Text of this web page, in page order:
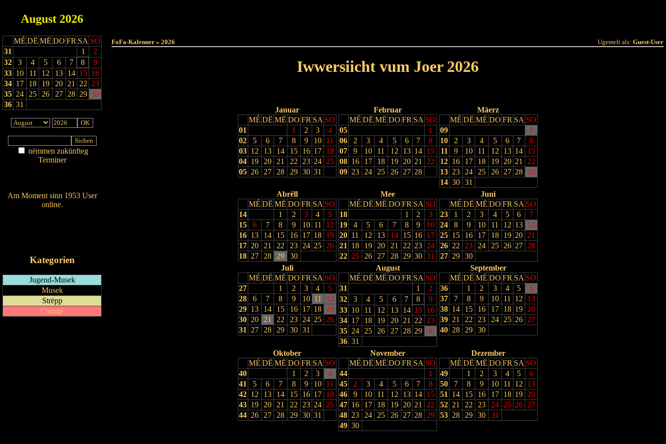
August 2026
MÉ DË MË DO FR SA SO
31
1
2
32
3 4 5 6 7 8
9
33 10 11 12 13 14 15 16
34 17 18 19 20 21 22 23
35 24 25 26 27 28 29 30
36 31
nëmmen zukünfteg
Terminer
Am Moment sinn 1953 User
online.
Kategorien
Jugend-Musek
Musek
Strëpp
Comité
FoFa-Kalenner » 2026 Ugemelt als: Guest-User
Iwwersiicht vum Joer 2026
Januar
MÉ DË MË DO FR SA SO
01
1 2 3
4
02
5 6 7 8 9 10 11
03 12 13 14 15 16 17 18
04 19 20 21 22 23 24 25
05 26 27 28 29 30 31
Februar
MÉ DË MË DO FR SA SO
05
1
06
2 3 4 5 6 7
8
07
9 10 11 12 13 14 15
08 16 17 18 19 20 21
22
09 23 24 25 26 27 28
Mäerz
MÉ DË MË DO FR SA SO
09
1
10
2 3 4 5 6 7
8
11
9 10 11 12 13 14 15
12 16 17 18 19 20 21
22
13 23 24 25 26 27 28 29
14 30
31
Abrëll
MÉ DË MË DO FR SA SO
14
1 2 3 4
5
15
6 7 8 9 10 11
12
16 13 14 15 16 17 18 19
17 20 21 22 23 24 25 26
18 27 28 29 30
Mee
MÉ DË MË DO FR SA SO
18
1 2
3
19
4 5 6 7 8 9
10
20 11 12 13 14 15 16 17
21
18 19 20 21 22 23 24
22 25 26 27 28 29 30 31
Juni
MÉ DË MË DO FR SA SO
23
1 2 3 4 5 6
7
24
8 9 10 11 12 13 14
25 15 16 17 18 19 20 21
26 22 23 24 25 26 27 28
27 29
30
Juli
MÉ DË MË DO FR SA SO
27
1 2 3 4
5
28
6 7 8 9 10 11
12
29 13 14 15 16 17 18 19
30 20 21 22 23 24 25 26
31
27 28 29 30 31
August
MÉ DË MË DO FR SA SO
31
1
2
32
3 4 5 6 7 8
9
33 10 11 12 13 14 15 16
34 17 18 19 20 21 22
23
35 24 25 26 27 28 29 30
36 31
September
MÉ DË MË DO FR SA SO
36
1 2 3 4 5
6
37
7 8 9 10 11 12
13
38 14 15 16 17 18 19 20
39 21 22 23 24 25 26 27
40 28 29 30
Oktober
MÉ DË MË DO FR SA SO
40
1 2 3
4
41
5 6 7 8 9 10 11
42 12 13 14 15 16 17 18
43 19 20 21 22 23 24 25
44 26 27 28 29 30 31
November
MÉ DË MË DO FR SA SO
44
1
45
2 3 4 5 6 7
8
46
9 10 11 12 13 14 15
47 16 17 18 19 20 21
22
48 23 24 25 26 27 28 29
49 30
Dezember
MÉ DË MË DO FR SA SO
49
1 2 3 4 5
6
50
7 8 9 10 11 12
13
51
14 15 16 17 18 19 20
52 21 22 23 24 25 26 27
53 28 29 30 31